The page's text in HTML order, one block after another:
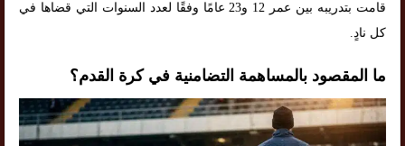
قامت بتدريبه بين عمر 12 و23 عامًا وفقًا لعدد السنوات التي قضاها في
كل نادٍ.
ما المقصود بالمساهمة التضامنية في كرة القدم؟